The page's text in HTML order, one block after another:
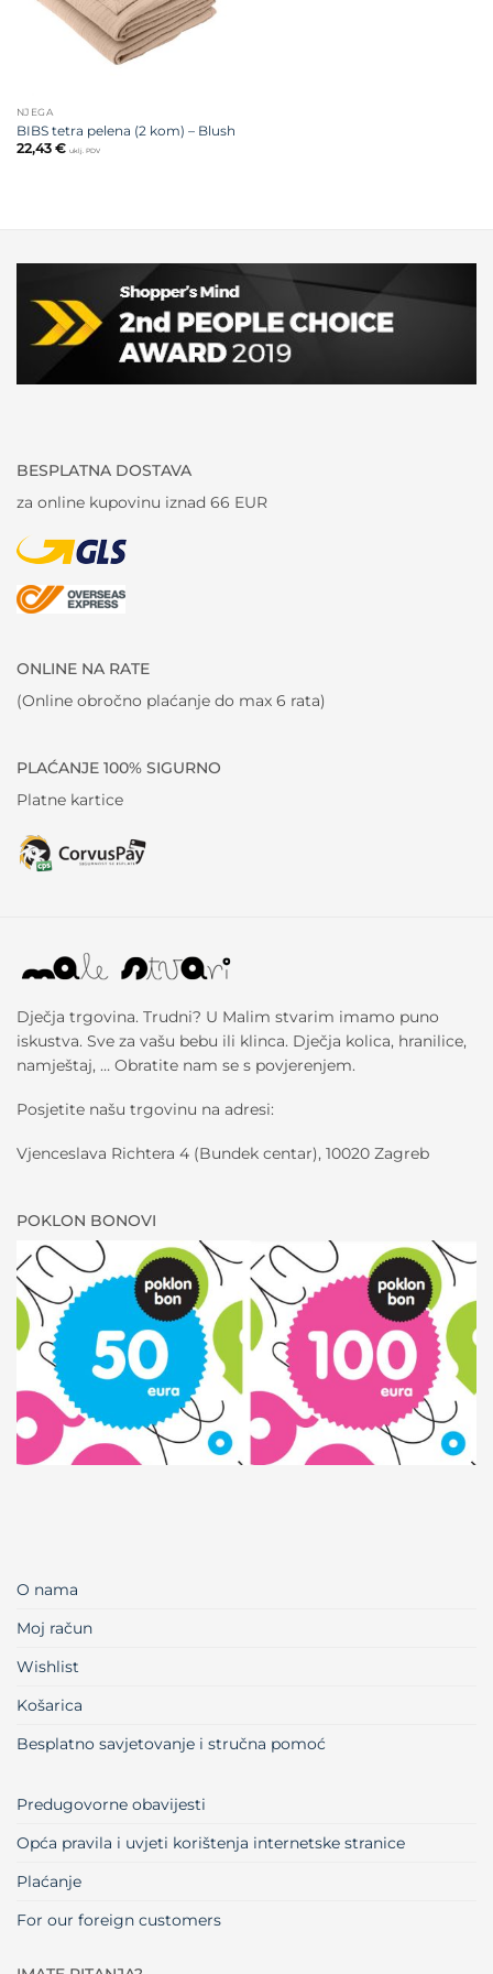
NJEGA
BIBS tetra pelena (2 kom) – Blush
22,43 € uklj. PDV
BESPLATNA DOSTAVA
za online kupovinu iznad 66 EUR
ONLINE NA RATE
(Online obročno plaćanje do max 6 rata)
PLAĆANJE 100% SIGURNO
Platne kartice
Dječja trgovina. Trudni? U Malim stvarim imamo puno
iskustva. Sve za vašu bebu ili klinca. Dječja kolica, hranilice,
namještaj, … Obratite nam se s povjerenjem.
Posjetite našu trgovinu na adresi:
Vjenceslava Richtera 4 (Bundek centar), 10020 Zagreb
POKLON BONOVI
O nama
Moj račun
Wishlist
Košarica
Besplatno savjetovanje i stručna pomoć
Predugovorne obavijesti
Opća pravila i uvjeti korištenja internetske stranice
Plaćanje
For our foreign customers